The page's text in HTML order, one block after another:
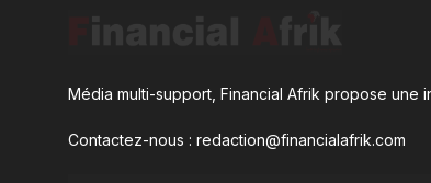
Média multi-support, Financial Afrik propose une
Contactez-nous : redaction@financialafrik.com